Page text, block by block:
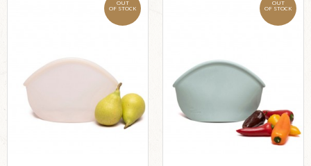
OUT
OF STOCK
OUT
OF STOCK